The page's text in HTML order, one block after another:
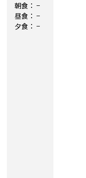
朝食： −
昼食： −
夕食： −